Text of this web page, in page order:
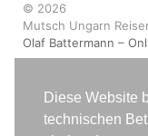
Diese Website
technischen
© 2026
Mutsch Ungarn
Olaf Battermann –